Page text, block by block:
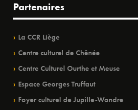
Partenaires
La CCR Liège
Centre culturel de Chênée
Centre Culturel Ourthe et Meuse
Espace Georges Truffaut
Foyer culturel de Jupille-Wandre